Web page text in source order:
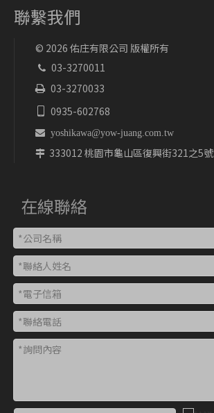
聯繫我們
© 2026 佑庄有限公司 版權所有
 03-3270011
 03-3270033
0935-602768
 yoshikawa@yow-juang.com.tw
 333012 桃園市龜山區復興街321之5號
在線聯絡